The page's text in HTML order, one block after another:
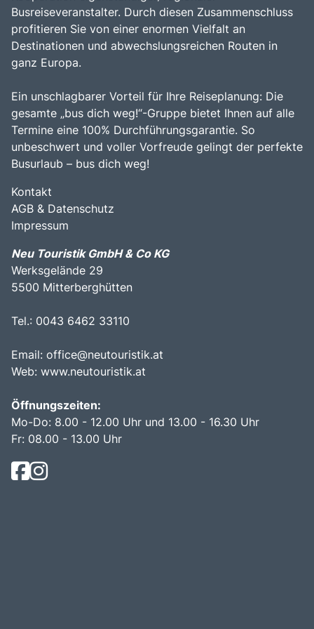
Busreiseveranstalter. Durch diesen Zusammenschluss
profitieren Sie von einer enormen Vielfalt an
Destinationen und abwechslungsreichen Routen in
ganz Europa.
Ein unschlagbarer Vorteil für Ihre Reiseplanung: Die
gesamte „bus dich weg!“-Gruppe bietet Ihnen auf alle
Termine eine 100% Durchführungsgarantie. So
unbeschwert und voller Vorfreude gelingt der perfekte
Busurlaub – bus dich weg!
Kontakt
AGB & Datenschutz
Impressum
Neu Touristik GmbH & Co KG
Werksgelände 29
5500 Mitterberghütten
Tel.: 0043 6462 33110
Email: office@neutouristik.at
Web: www.neutouristik.at
Öffnungszeiten:
Mo-Do: 8.00 - 12.00 Uhr und 13.00 - 16.30 Uhr
Fr: 08.00 - 13.00 Uhr